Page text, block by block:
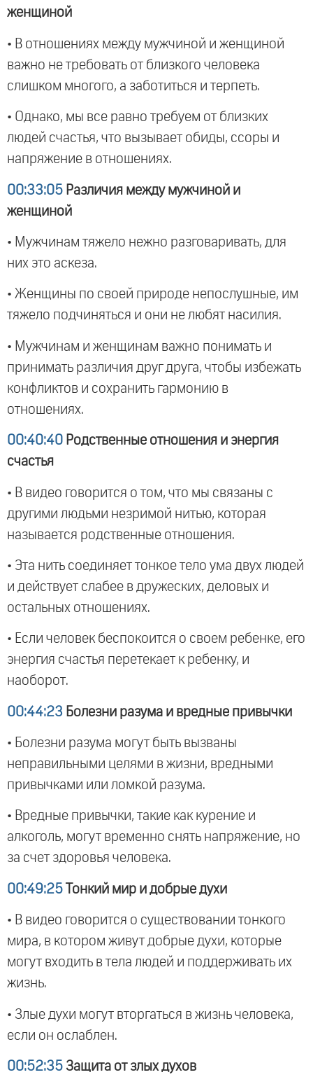
женщиной
• В отношениях между мужчиной и женщиной
важно не требовать от близкого человека
слишком многого, а заботиться и терпеть.
• Однако, мы все равно требуем от близких
людей счастья, что вызывает обиды, ссоры и
напряжение в отношениях.
00:33:05 Различия между мужчиной и
женщиной
• Мужчинам тяжело нежно разговаривать, для
них это аскеза.
• Женщины по своей природе непослушные, им
тяжело подчиняться и они не любят насилия.
• Мужчинам и женщинам важно понимать и
принимать различия друг друга, чтобы избежать
конфликтов и сохранить гармонию в
отношениях.
00:40:40 Родственные отношения и энергия
счастья
• В видео говорится о том, что мы связаны с
другими людьми незримой нитью, которая
называется родственные отношения.
• Эта нить соединяет тонкое тело ума двух людей
и действует слабее в дружеских, деловых и
остальных отношениях.
• Если человек беспокоится о своем ребенке, его
энергия счастья перетекает к ребенку, и
наоборот.
00:44:23 Болезни разума и вредные привычки
• Болезни разума могут быть вызваны
неправильными целями в жизни, вредными
привычками или ломкой разума.
• Вредные привычки, такие как курение и
алкоголь, могут временно снять напряжение, но
за счет здоровья человека.
00:49:25 Тонкий мир и добрые духи
• В видео говорится о существовании тонкого
мира, в котором живут добрые духи, которые
могут входить в тела людей и поддерживать их
жизнь.
• Злые духи могут вторгаться в жизнь человека,
если он ослаблен.
00:52:35 Защита от злых духов